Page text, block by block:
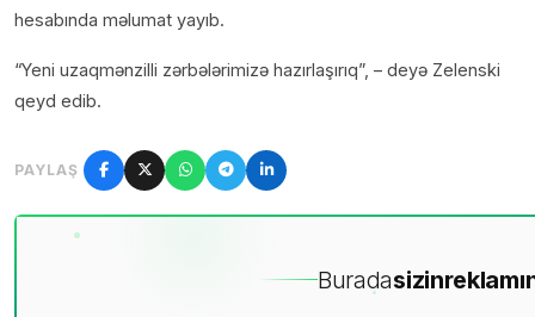
hesabında məlumat yayıb.
“Yeni uzaqmənzilli zərbələrimizə hazırlaşırıq”, – deyə Zelenski
qeyd edib.
PAYLAŞ
Buradasizin